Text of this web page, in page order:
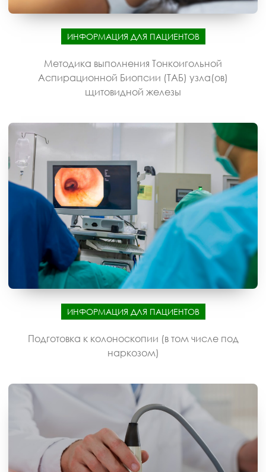
ИНФОРМАЦИЯ ДЛЯ ПАЦИЕНТОВ
Методика выполнения Тонкоигольной
Аспирационной Биопсии (ТАБ) узла(ов)
щитовидной железы
ИНФОРМАЦИЯ ДЛЯ ПАЦИЕНТОВ
Подготовка к колоноскопии (в том числе под
наркозом)